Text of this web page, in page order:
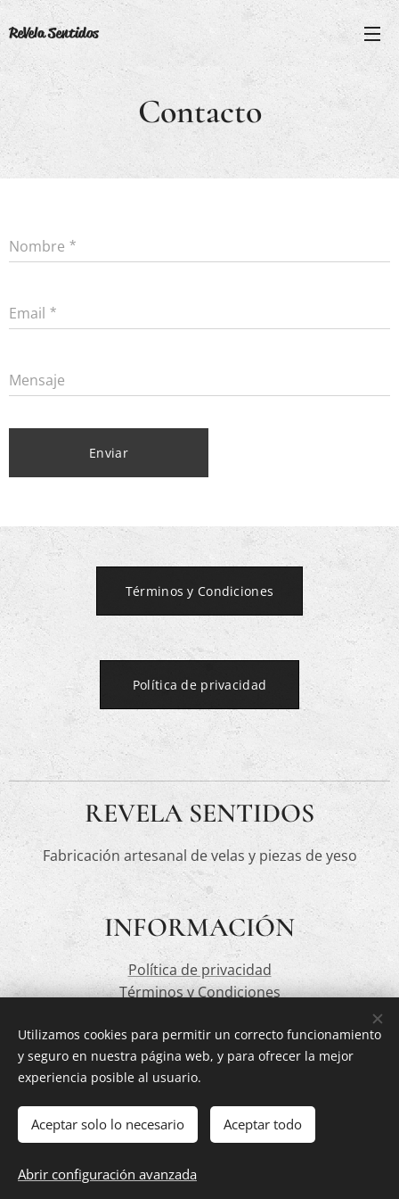
ReVela Sentidos
Contacto
Nombre
Email
Mensaje
Enviar
Términos y Condiciones
Política de privacidad
REVELA SENTIDOS
Fabricación artesanal de velas y piezas de yeso
INFORMACIÓN
Política de privacidad
Términos y Condiciones
CONTACTA AQUÍ
revelasentidos@gmail.com
Creado conWebnode
Utilizamos cookies para permitir un correcto funcionamiento
y seguro en nuestra página web, y para ofrecer la mejor
experiencia posible al usuario.
Aceptar solo lo necesario Aceptar todo
Abrir configuración avanzada